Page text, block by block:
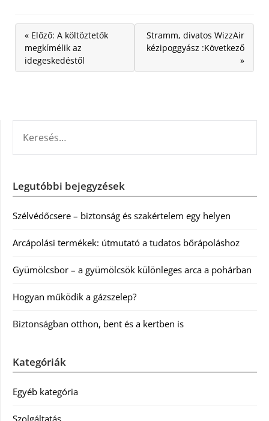
« Előző: A költöztetők
megkímélik az
idegeskedéstől
Stramm, divatos WizzAir
kézipoggyász :Következő
»
Legutóbbi bejegyzések
Szélvédőcsere – biztonság és szakértelem egy helyen
Arcápolási termékek: útmutató a tudatos bőrápoláshoz
Gyümölcsbor – a gyümölcsök különleges arca a pohárban
Hogyan működik a gázszelep?
Biztonságban otthon, bent és a kertben is
Kategóriák
Egyéb kategória
Szolgáltatás